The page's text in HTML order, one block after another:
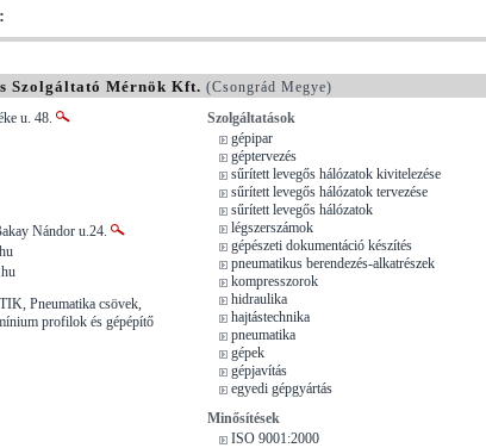
Szolgáltató Mérnök Kft. (Csongrád Megye)
u. 48.
Nándor u.24.
Pneumatika csövek,
profilok és gépépítő
Szolgáltatások
gépipar
géptervezés
sűrített levegős hálózatok kivitelezése
sűrített levegős hálózatok tervezése
sűrített levegős hálózatok
légszerszámok
gépészeti dokumentáció készítés
pneumatikus berendezés-alkatrészek
kompresszorok
hidraulika
hajtástechnika
pneumatika
gépek
gépjavítás
egyedi gépgyártás
Minősítések
ISO 9001:2000